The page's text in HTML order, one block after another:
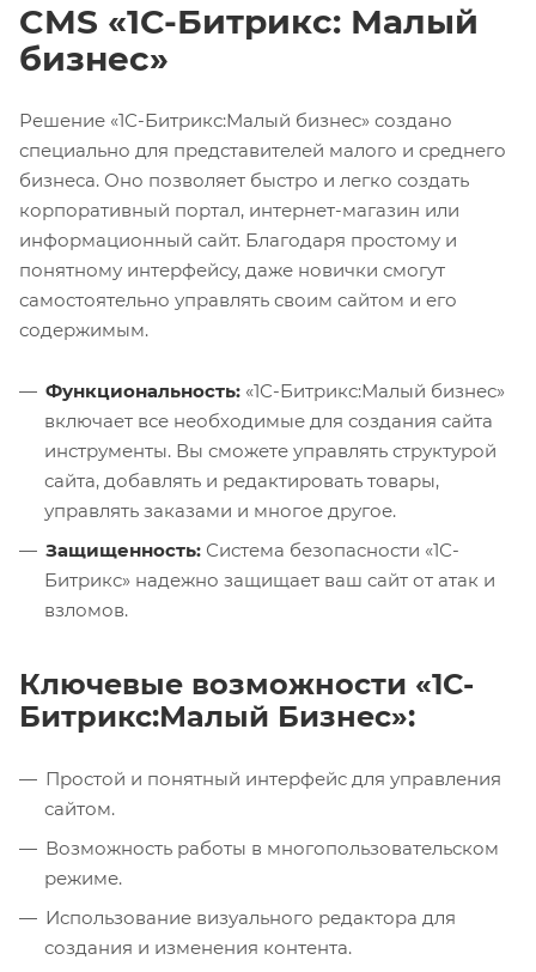
CMS «1С-Битрикс: Малый
бизнес»
Решение «1С-Битрикс:Малый бизнес» создано
специально для представителей малого и среднего
бизнеса. Оно позволяет быстро и легко создать
корпоративный портал, интернет-магазин или
информационный сайт. Благодаря простому и
понятному интерфейсу, даже новички смогут
самостоятельно управлять своим сайтом и его
содержимым.
Функциональность: «1С-Битрикс:Малый бизнес»
включает все необходимые для создания сайта
инструменты. Вы сможете управлять структурой
сайта, добавлять и редактировать товары,
управлять заказами и многое другое.
Защищенность: Система безопасности «1С-
Битрикс» надежно защищает ваш сайт от атак и
взломов.
Ключевые возможности «1С-
Битрикс:Малый Бизнес»:
Простой и понятный интерфейс для управления
сайтом.
Возможность работы в многопользовательском
режиме.
Использование визуального редактора для
создания и изменения контента.